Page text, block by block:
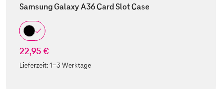
Samsung Galaxy A36 Card Slot Case
22,95 €
Lieferzeit:1-3 Werktage